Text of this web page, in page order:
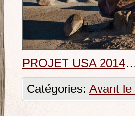
PROJET USA 2014…
Catégories: Avant le